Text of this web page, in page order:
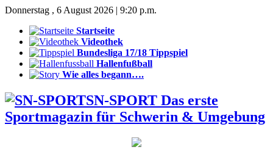
Donnerstag , 6 August 2026 | 9:20 p.m.
Startseite
Videothek
Bundesliga 17/18 Tippspiel
Hallenfußball
Wie alles begann….
SN-SPORT Das erste
Sportmagazin für Schwerin & Umgebung